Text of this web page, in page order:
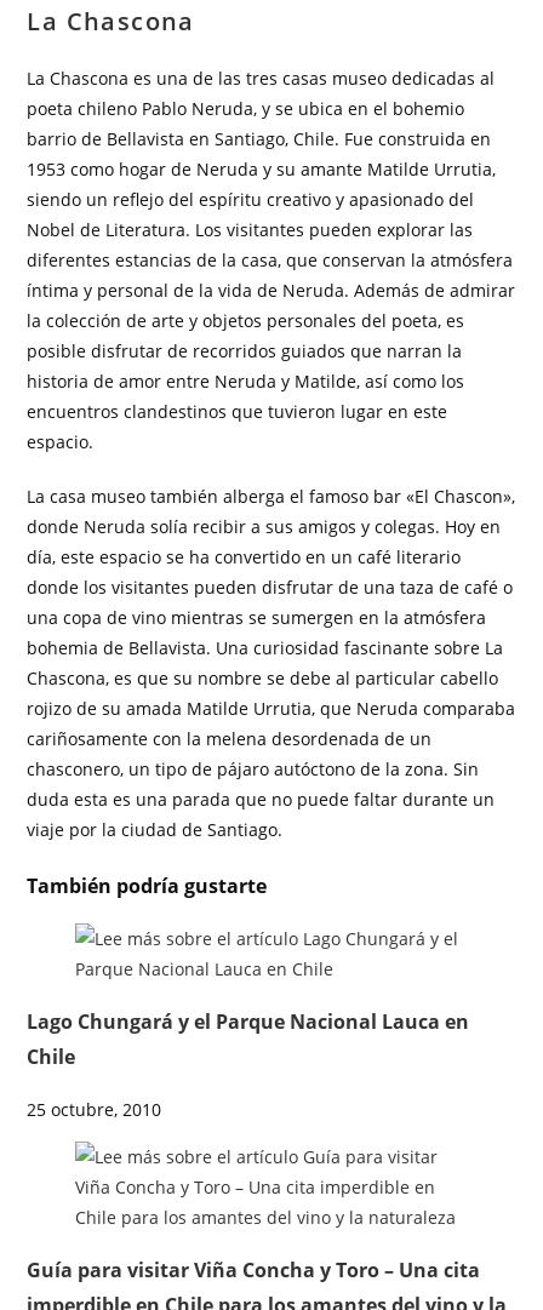
La Chascona
La Chascona es una de las tres casas museo dedicadas al
poeta chileno Pablo Neruda, y se ubica en el bohemio
barrio de Bellavista en Santiago, Chile. Fue construida en
1953 como hogar de Neruda y su amante Matilde Urrutia,
siendo un reflejo del espíritu creativo y apasionado del
Nobel de Literatura. Los visitantes pueden explorar las
diferentes estancias de la casa, que conservan la atmósfera
íntima y personal de la vida de Neruda. Además de admirar
la colección de arte y objetos personales del poeta, es
posible disfrutar de recorridos guiados que narran la
historia de amor entre Neruda y Matilde, así como los
encuentros clandestinos que tuvieron lugar en este
espacio.
La casa museo también alberga el famoso bar «El Chascon»,
donde Neruda solía recibir a sus amigos y colegas. Hoy en
día, este espacio se ha convertido en un café literario
donde los visitantes pueden disfrutar de una taza de café o
una copa de vino mientras se sumergen en la atmósfera
bohemia de Bellavista. Una curiosidad fascinante sobre La
Chascona, es que su nombre se debe al particular cabello
rojizo de su amada Matilde Urrutia, que Neruda comparaba
cariñosamente con la melena desordenada de un
chasconero, un tipo de pájaro autóctono de la zona. Sin
duda esta es una parada que no puede faltar durante un
viaje por la ciudad de Santiago.
También podría gustarte
Lago Chungará y el Parque Nacional Lauca en
Chile
25 octubre, 2010
Guía para visitar Viña Concha y Toro – Una cita
imperdible en Chile para los amantes del vino y la